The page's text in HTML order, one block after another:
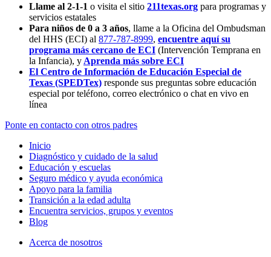
Llame al 2-1-1 o visita el sitio 211texas.org para programas y
servicios estatales
Para niños de 0 a 3 años, llame a la Oficina del Ombudsman
del HHS (ECI) al 877-787-8999, encuentre aquí su
programa más cercano de ECI (Intervención Temprana en
la Infancia), y Aprenda más sobre ECI
El Centro de Información de Educación Especial de
Texas (SPEDTex) responde sus preguntas sobre educación
especial por teléfono, correo electrónico o chat en vivo en
línea
Ponte en contacto con otros padres
Inicio
Diagnóstico y cuidado de la salud
Educación y escuelas
Seguro médico y ayuda económica
Apoyo para la familia
Transición a la edad adulta
Encuentra servicios, grupos y eventos
Blog
Acerca de nosotros